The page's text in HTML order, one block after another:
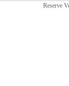
Reserve